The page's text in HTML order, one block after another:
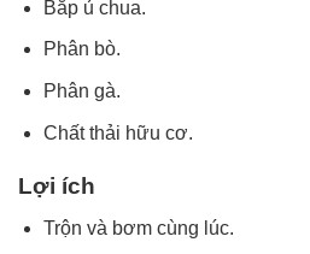
Bắp ủ chua.
Phân bò.
Phân gà.
Chất thải hữu cơ.
Lợi ích
Trộn và bơm cùng lúc.